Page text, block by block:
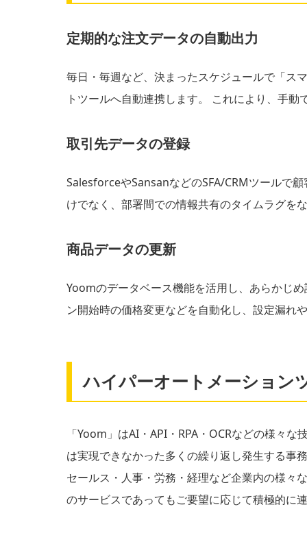
定期的な注文データの自動出力
毎日・毎週など、決まったスケジュールで「ス
トツールへ自動連携します。 これにより、手
取引先データの登録
SalesforceやSansanなどのSFA/CRMツールで
けでなく、部署間での情報共有のタイムラグを
商品データの更新
Yoomのデータベース機能を活用し、あらかじ
ン開始時の価格変更などを自動化し、設定漏れ
ハイパーオートメーション
「Yoom」はAI・API・RPA・OCRなどの様々
は実現できなかった多くの繰り返し発生する事
セールス・人事・労務・経理など企業内の様々
のサービスであってもご要望に応じて積極的に